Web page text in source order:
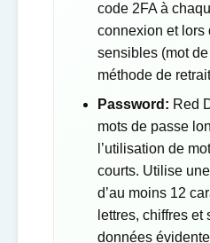
code 2FA à
connexion et lors
sensibles (mot
méthode de
Password: Red
mots de passe
l’utilisation de
courts. Utilise
d’au moins 12
lettres, chiffres
données